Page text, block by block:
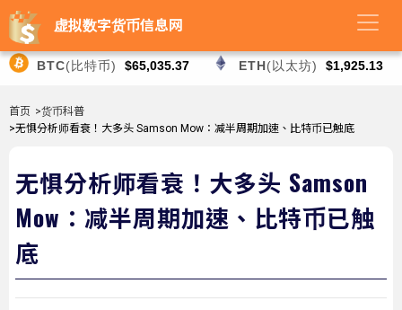
虚拟数字货币信息网
BTC(比特币) $65,035.37 ETH(以太坊) $1,925.13
首页 >货币科普
>无惧分析师看衰！大多头 Samson Mow：减半周期加速、比特币已触底
无惧分析师看衰！大多头 Samson
Mow：减半周期加速、比特币已触
底